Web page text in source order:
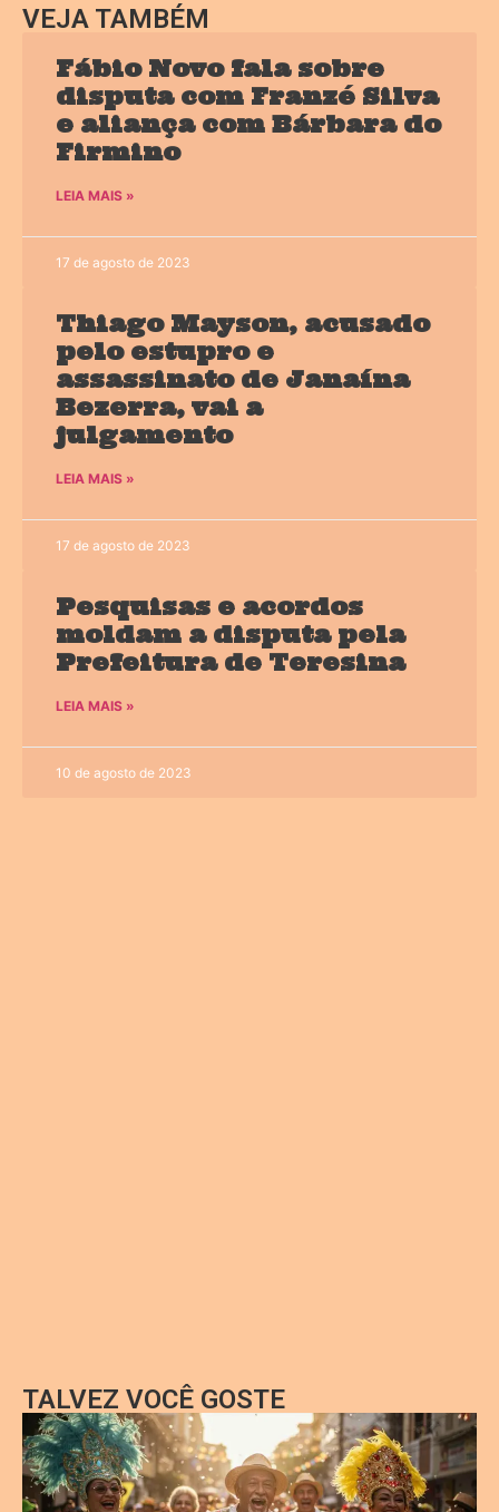
VEJA TAMBÉM
Fábio Novo fala sobre
disputa com Franzé Silva
e aliança com Bárbara do
Firmino
LEIA MAIS »
17 de agosto de 2023
Thiago Mayson, acusado
pelo estupro e
assassinato de Janaína
Bezerra, vai a
julgamento
LEIA MAIS »
17 de agosto de 2023
Pesquisas e acordos
moldam a disputa pela
Prefeitura de Teresina
LEIA MAIS »
10 de agosto de 2023
TALVEZ VOCÊ GOSTE